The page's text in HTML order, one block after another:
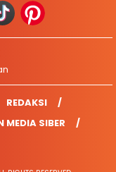
REDAKSI
MEDIA SIBER